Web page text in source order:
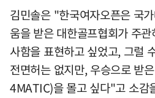
김민솔은 "한국여자오픈은 국
움을 받은 대한골프협회가 주
사함을 표현하고 싶었고, 그럴
전면허는 없지만, 우승으로 받
4MATIC)을 몰고 싶다"고 소감